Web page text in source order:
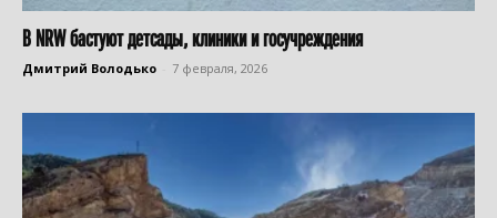
В NRW бастуют детсады, клиники и госучреждения
Дмитрий Володько 7 февраля, 2026